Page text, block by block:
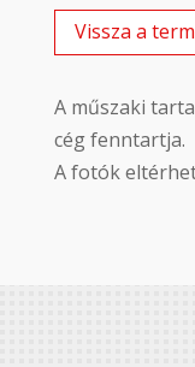
Vissza a
A műszaki
cég fenntartja.
A fotók